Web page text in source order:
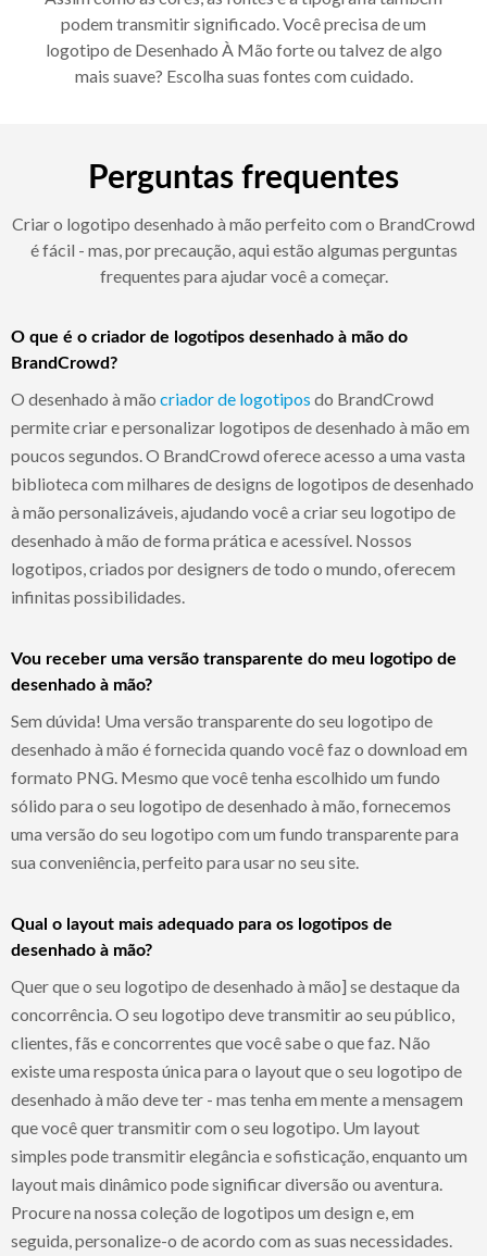
podem transmitir significado. Você precisa de um
logotipo de Desenhado À Mão forte ou talvez de algo
mais suave? Escolha suas fontes com cuidado.
Perguntas frequentes
Criar o logotipo desenhado à mão perfeito com o BrandCrowd
é fácil - mas, por precaução, aqui estão algumas perguntas
frequentes para ajudar você a começar.
O que é o criador de logotipos desenhado à mão do
BrandCrowd?
O desenhado à mão criador de logotipos do BrandCrowd
permite criar e personalizar logotipos de desenhado à mão em
poucos segundos. O BrandCrowd oferece acesso a uma vasta
biblioteca com milhares de designs de logotipos de desenhado
à mão personalizáveis, ajudando você a criar seu logotipo de
desenhado à mão de forma prática e acessível. Nossos
logotipos, criados por designers de todo o mundo, oferecem
infinitas possibilidades.
Vou receber uma versão transparente do meu logotipo de
desenhado à mão?
Sem dúvida! Uma versão transparente do seu logotipo de
desenhado à mão é fornecida quando você faz o download em
formato PNG. Mesmo que você tenha escolhido um fundo
sólido para o seu logotipo de desenhado à mão, fornecemos
uma versão do seu logotipo com um fundo transparente para
sua conveniência, perfeito para usar no seu site.
Qual o layout mais adequado para os logotipos de
desenhado à mão?
Quer que o seu logotipo de desenhado à mão] se destaque da
concorrência. O seu logotipo deve transmitir ao seu público,
clientes, fãs e concorrentes que você sabe o que faz. Não
existe uma resposta única para o layout que o seu logotipo de
desenhado à mão deve ter - mas tenha em mente a mensagem
que você quer transmitir com o seu logotipo. Um layout
simples pode transmitir elegância e sofisticação, enquanto um
layout mais dinâmico pode significar diversão ou aventura.
Procure na nossa coleção de logotipos um design e, em
seguida, personalize-o de acordo com as suas necessidades.